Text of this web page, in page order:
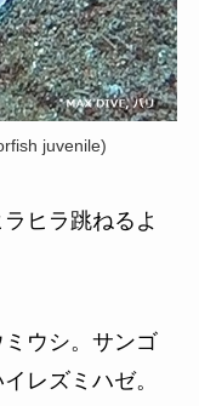
juvenile)
ヒラ跳ねるよ
ウシ。サンゴ
レズミハゼ。